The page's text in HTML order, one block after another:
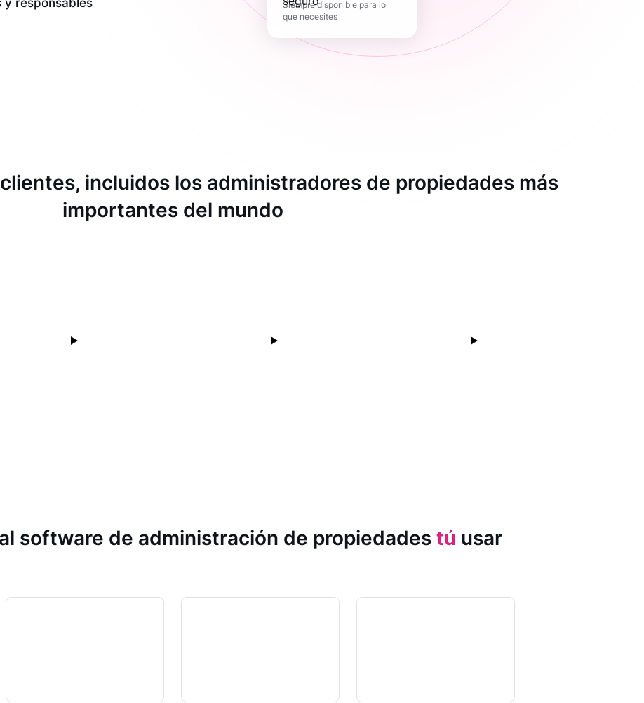
y responsables
Siempre disponible para lo
que necesites
clientes, incluidos los administradores de propiedades más
importantes del mundo
software de administración de propiedades tú usar